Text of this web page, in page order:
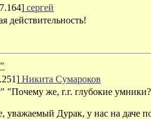
сергей
действительность!
Никита Сумароков
"Почему же, г.г. глубокие
уважаемый Дурак, у нас на даче